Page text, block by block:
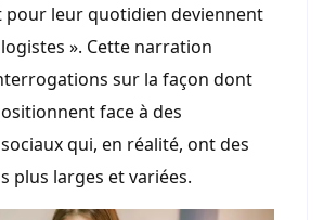
pour leur quotidien deviennent
». Cette narration
sur la façon dont
face à des
qui, en réalité, ont des
plus larges et variées.